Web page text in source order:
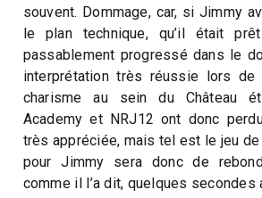
souvent. Dommage, car, si Jimmy
le plan technique, qu’il était
passablement progressé dans le
interprétation très réussie lors de
charisme au sein du Château
Academy et NRJ12 ont donc
très appréciée, mais tel est le jeu de
pour Jimmy sera donc de
comme il l’a dit, quelques